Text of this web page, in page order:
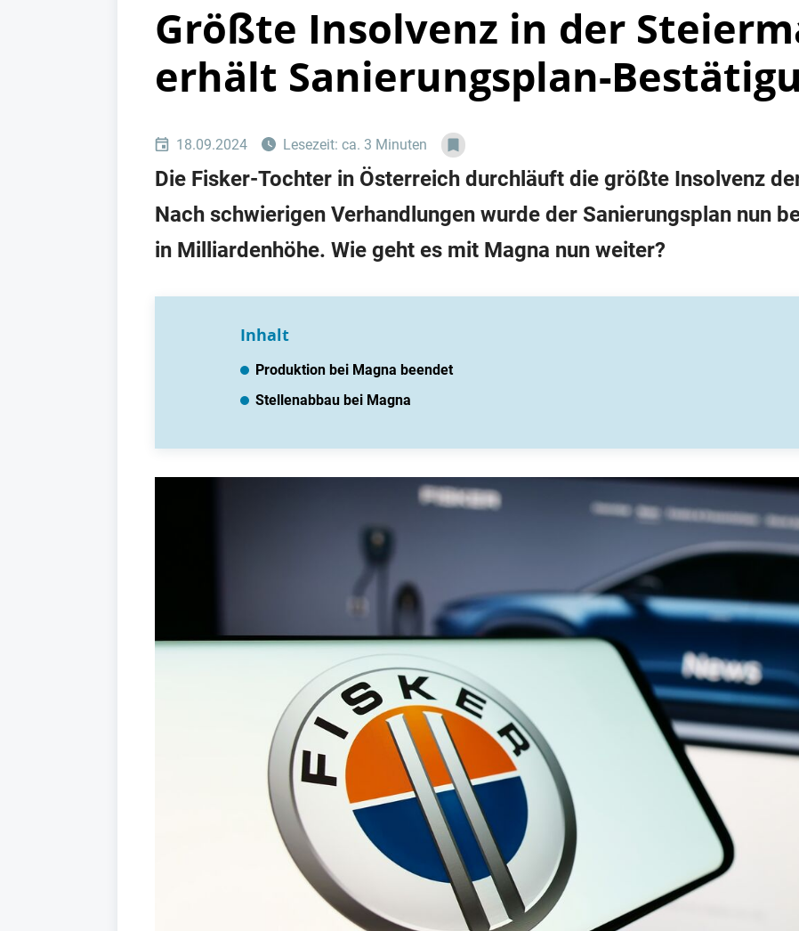
Größte Insolvenz in der
erhält Sanierungsplan-
18.09.2024 Lesezeit: ca. 3 Minuten
Die Fisker-Tochter in Österreich durchläuft die größte Insolvenz
Nach schwierigen Verhandlungen wurde der Sanierungsplan nun
in Milliardenhöhe. Wie geht es mit Magna nun weiter?
Inhalt
Produktion bei Magna beendet
Stellenabbau bei Magna